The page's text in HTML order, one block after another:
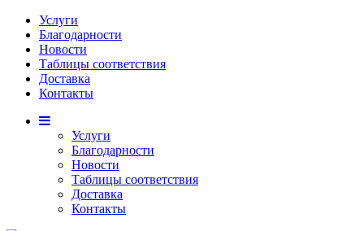
Услуги
Благодарности
Новости
Таблицы соответствия
Доставка
Контакты
Услуги
Благодарности
Новости
Таблицы соответствия
Доставка
Контакты